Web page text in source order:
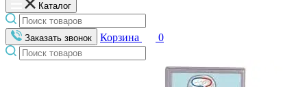
Каталог
Заказать звонок Корзина 0